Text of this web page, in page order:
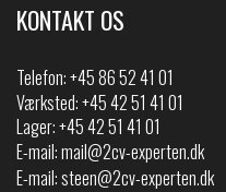
KONTAKT OS
Telefon:+45 86 52 41 01
Værksted: +45 42 51 41 01
Lager: +45 42 51 41 01
E-mail:mail@2cv-experten.dk
E-mail:steen@2cv-experten.dk